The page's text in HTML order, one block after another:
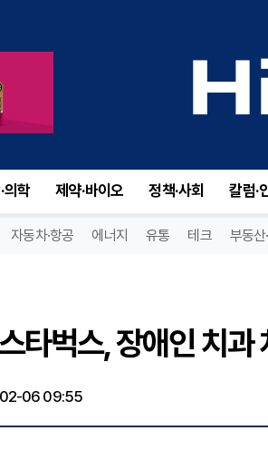
의학 제약·바이오 정책·사회 칼럼·
자동차·항공 에너지 유통 테크 부동산
타벅스, 장애인 치과
06 09:55